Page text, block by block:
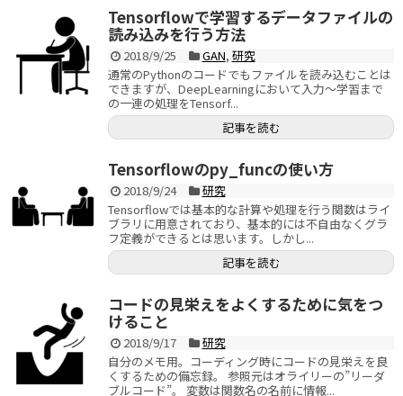
Tensorflowで学習するデータファイルの
読み込みを行う方法
2018/9/25 GAN, 研究
通常のPythonのコードでもファイルを読み込むことは
できますが、DeepLearningにおいて入力〜学習まで
の一連の処理をTensorf...
記事を読む
Tensorflowのpy_funcの使い方
2018/9/24
研究
Tensorflowでは基本的な計算や処理を行う関数はライ
ブラリに用意されており、基本的には不自由なくグラ
フ定義ができるとは思います。しかし...
記事を読む
コードの見栄えをよくするために気をつ
けること
2018/9/17
研究
自分のメモ用。コーディング時にコードの見栄えを良
くするための備忘録。 参照元はオライリーの”リーダ
ブルコード”。 変数は関数名の名前に情報...